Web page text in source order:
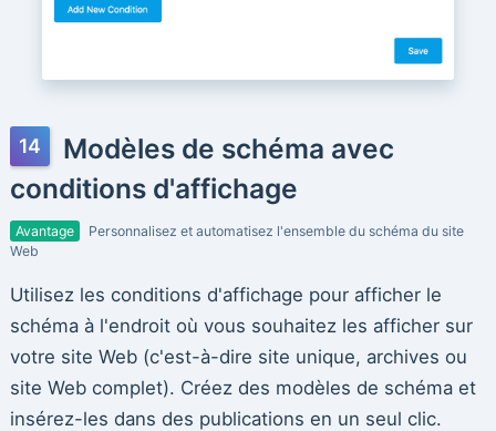
Modèles de schéma avec
conditions d'affichage
Avantage
Personnalisez et automatisez l'ensemble du schéma du site
Web
Utilisez les conditions d'affichage pour afficher le
schéma à l'endroit où vous souhaitez les afficher sur
votre site Web (c'est-à-dire site unique, archives ou
site Web complet). Créez des modèles de schéma et
insérez-les dans des publications en un seul clic.